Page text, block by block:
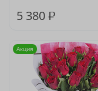
5 380 ₽
Акция